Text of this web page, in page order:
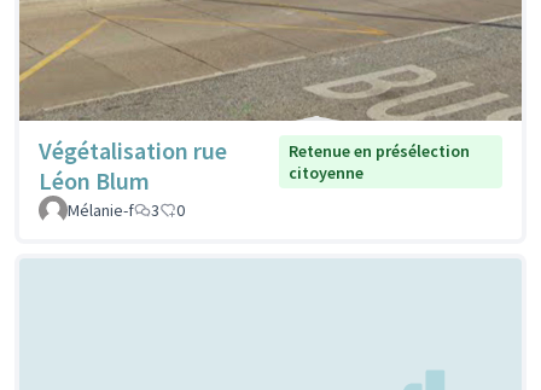
Végétalisation rue
Léon Blum
Retenue en présélection
citoyenne
Mélanie-f
3 0